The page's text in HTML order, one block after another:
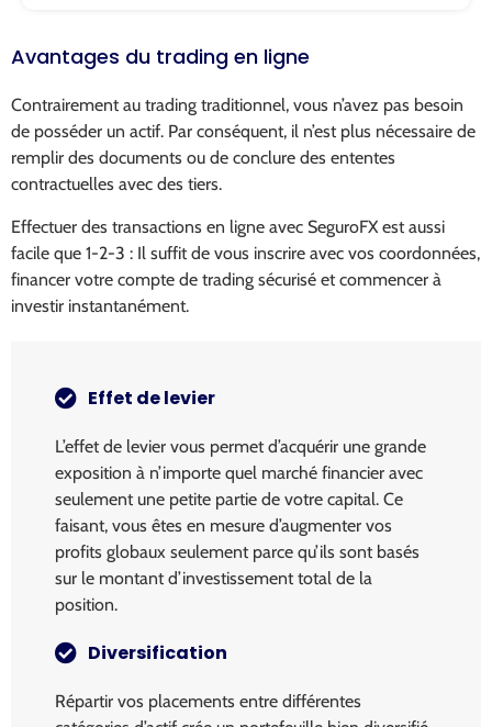
Avantages du trading en ligne
Contrairement au trading traditionnel, vous n’avez pas besoin
de posséder un actif. Par conséquent, il n’est plus nécessaire de
remplir des documents ou de conclure des ententes
contractuelles avec des tiers.
Effectuer des transactions en ligne avec SeguroFX est aussi
facile que 1-2-3 : Il suffit de vous inscrire avec vos coordonnées,
financer votre compte de trading sécurisé et commencer à
investir instantanément.
Effet de levier
L’effet de levier vous permet d’acquérir une grande
exposition à n’importe quel marché financier avec
seulement une petite partie de votre capital. Ce
faisant, vous êtes en mesure d’augmenter vos
profits globaux seulement parce qu’ils sont basés
sur le montant d’investissement total de la
position.
Diversification
Répartir vos placements entre différentes